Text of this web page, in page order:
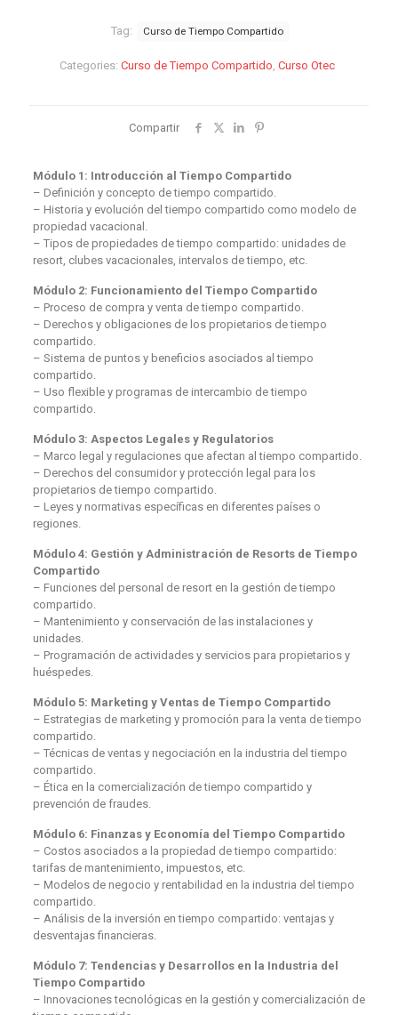
Categories: Curso de Tiempo Compartido Curso Otec
Tag: Curso de Tiempo Compartido
Compartir
Módulo 1: Introducción al Tiempo Compartido
– Definición y concepto de tiempo compartido.
– Historia y evolución del tiempo compartido como modelo de
propiedad vacacional.
– Tipos de propiedades de tiempo compartido: unidades de
resort, clubes vacacionales, intervalos de tiempo, etc.
Módulo 2: Funcionamiento del Tiempo Compartido
– Proceso de compra y venta de tiempo compartido.
– Derechos y obligaciones de los propietarios de tiempo
compartido.
– Sistema de puntos y beneficios asociados al tiempo
compartido.
– Uso flexible y programas de intercambio de tiempo
compartido.
Módulo 3: Aspectos Legales y Regulatorios
– Marco legal y regulaciones que afectan al tiempo compartido.
– Derechos del consumidor y protección legal para los
propietarios de tiempo compartido.
– Leyes y normativas específicas en diferentes países o
regiones.
Módulo 4: Gestión y Administración de Resorts de Tiempo
Compartido
– Funciones del personal de resort en la gestión de tiempo
compartido.
– Mantenimiento y conservación de las instalaciones y
unidades.
– Programación de actividades y servicios para propietarios y
huéspedes.
Módulo 5: Marketing y Ventas de Tiempo Compartido
– Estrategias de marketing y promoción para la venta de tiempo
compartido.
– Técnicas de ventas y negociación en la industria del tiempo
compartido.
– Ética en la comercialización de tiempo compartido y
prevención de fraudes.
Módulo 6: Finanzas y Economía del Tiempo Compartido
– Costos asociados a la propiedad de tiempo compartido:
tarifas de mantenimiento, impuestos, etc.
– Modelos de negocio y rentabilidad en la industria del tiempo
compartido.
– Análisis de la inversión en tiempo compartido: ventajas y
desventajas financieras.
Módulo 7: Tendencias y Desarrollos en la Industria del
Tiempo Compartido
– Innovaciones tecnológicas en la gestión y comercialización de